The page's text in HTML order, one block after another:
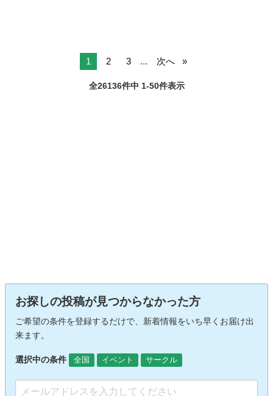
1 2 3 ... 次へ
全26136件中 1-50件表示
お探しの投稿が見つからなかった方
ご希望の条件を登録するだけで、新着情報をいち早くお届け出
来ます。
選択中の条件 全国 イベント サークル